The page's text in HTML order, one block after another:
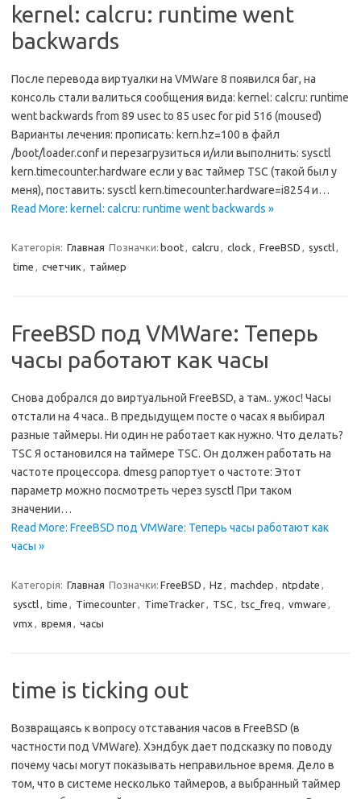
kernel: calcru: runtime went
backwards
После перевода виртуалки на VMWare 8 появился баг, на
консоль стали валиться сообщения вида: kernel: calcru: runtime
went backwards from 89 usec to 85 usec for pid 516 (moused)
Варианты лечения: прописать: kern.hz=100 в файл
/boot/loader.conf и перезагрузиться и/или выполнить: sysctl
kern.timecounter.hardware если у вас таймер TSC (такой был у
меня), поставить: sysctl kern.timecounter.hardware=i8254 и…
Read More: kernel: calcru: runtime went backwards »
Категорія: Главная Позначки: boot, calcru , clock , FreeBSD , sysctl,
time , счетчик , таймер
FreeBSD под VMWare: Теперь
часы работают как часы
Снова добрался до виртуальной FreeBSD, а там.. ужос! Часы
отстали на 4 часа.. В предыдущем посте о часах я выбирал
разные таймеры. Ни один не работает как нужно. Что делать?
TSC Я остановился на таймере TSC. Он должен работать на
частоте процессора. dmesg рапортует о частоте: Этот
параметр можно посмотреть через sysctl При таком
значении…
Read More: FreeBSD под VMWare: Теперь часы работают как
часы »
Категорія: Главная Позначки: FreeBSD , Hz , machdep , ntpdate ,
sysctl, time , Timecounter, TimeTracker, TSC, tsc_freq , vmware ,
vmx , время , часы
time is ticking out
Возвращаясь к вопросу отставания часов в FreeBSD (в
частности под VMWare). Хэндбук дает подсказку по поводу
почему часы могут показывать неправильное время. Дело в
том, что в системе несколько таймеров, а выбранный таймер